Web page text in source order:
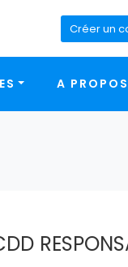
Créer un
A PROPOS